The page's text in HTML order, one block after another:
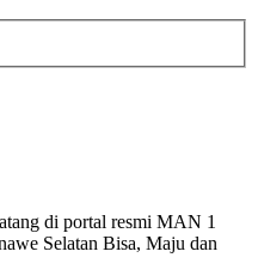
di portal resmi MAN 1
Selatan Bisa, Maju dan